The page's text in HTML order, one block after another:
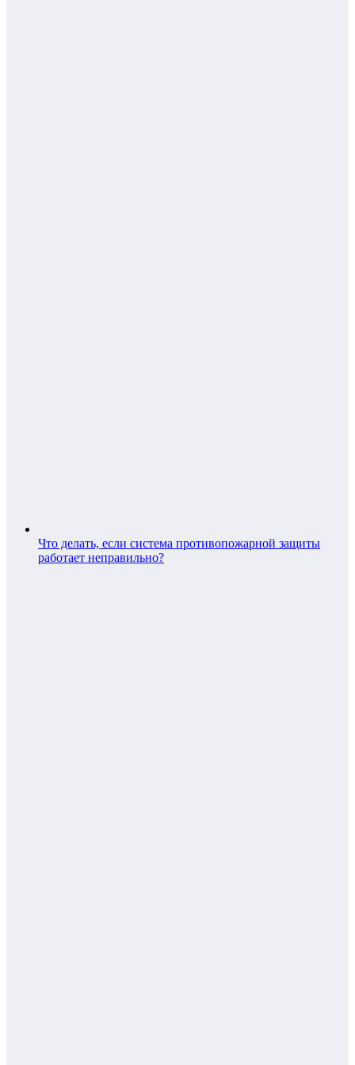
Что делать, если система противопожарной защиты
работает неправильно?